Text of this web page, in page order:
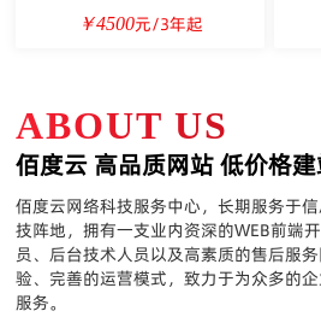
￥4500元/3年起
ABOUT US
佰度云 高品质网站 低价格
佰度云网络科技服务中心，长期服务于
技阵地，拥有一支业内资深的WEB前端
员、后台技术人员以及高素质的售后服
验、完善的运营模式，致力于为众多的
服务。